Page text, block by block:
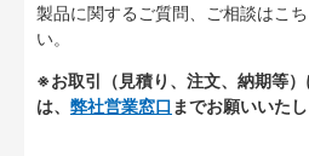
製品に関するご質問、ご相談はこ
い。
※お取引（見積り、注文、納期等
は、 弊社営業窓口 までお願いいたし